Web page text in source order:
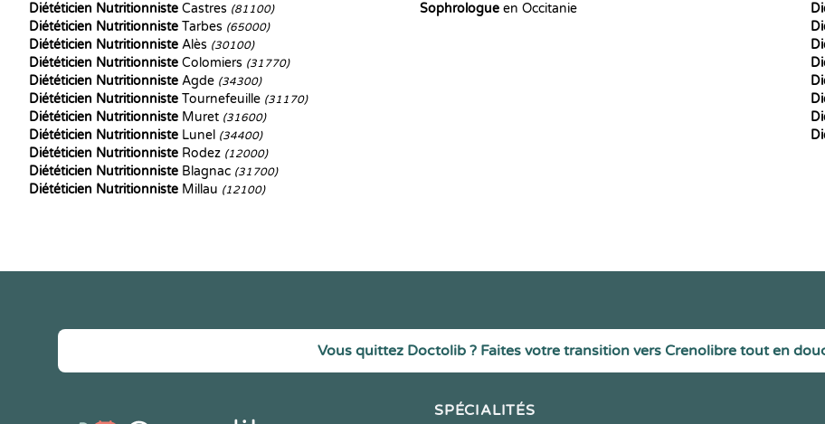
Diététicien Nutritionniste Castres (81100)
Diététicien Nutritionniste Tarbes (65000)
Diététicien Nutritionniste Alès (30100)
Diététicien Nutritionniste Colomiers (31770)
Diététicien Nutritionniste Agde (34300)
Diététicien Nutritionniste Tournefeuille (31170)
Diététicien Nutritionniste Muret (31600)
Diététicien Nutritionniste Lunel (34400)
Diététicien Nutritionniste Rodez (12000)
Diététicien Nutritionniste Blagnac (31700)
Diététicien Nutritionniste Millau (12100)
Sophrologue en Occitanie
Vous quittez Doctolib ? Faites votre transition vers Crenolibre tout en
SPÉCIALITÉS